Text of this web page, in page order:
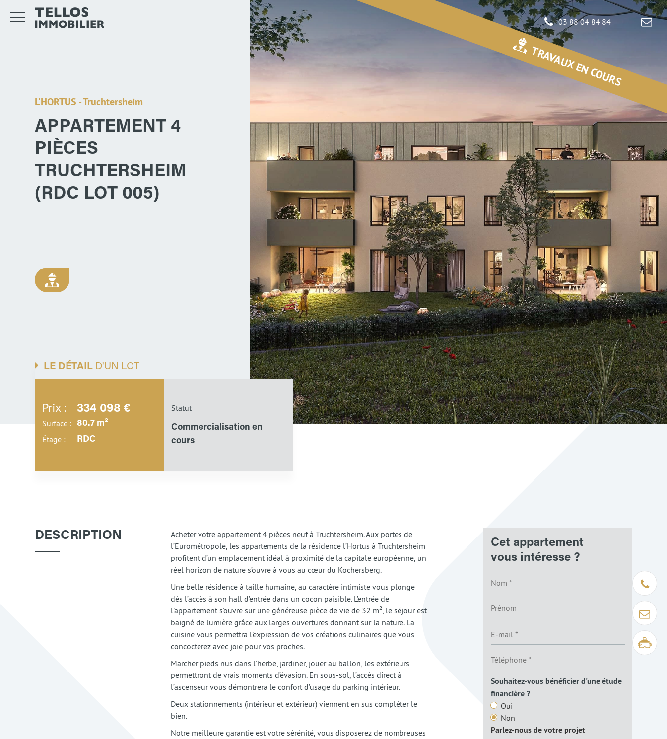
03 88 04 84 84
Être
Contact
Visite
TRAVAUX EN COURS
L'HORTUS - Truchtersheim
APPARTEMENT 4
PIÈCES
TRUCHTERSHEIM
(RDC LOT 005)
LE DÉTAIL D'UN LOT
Prix : 334 098 €
Surface : 80.7 m²
Étage : RDC
Statut
Commercialisation en
cours
DESCRIPTION
Acheter votre appartement 4 pièces neuf à Truchtersheim. Aux portes de
l’Eurométropole, les appartements de la résidence l’Hortus à Truchtersheim
profitent d’un emplacement idéal à proximité de la capitale européenne, un
réel horizon de nature s’ouvre à vous au cœur du Kochersberg.
Une belle résidence à taille humaine, au caractère intimiste vous plonge
dès l’accès à son hall d’entrée dans un cocon paisible. L’entrée de
l’appartement s’ouvre sur une généreuse pièce de vie de 32 m², le séjour est
baigné de lumière grâce aux larges ouvertures donnant sur la nature. La
cuisine vous permettra l’expression de vos créations culinaires que vous
concocterez avec joie pour vos proches.
Marcher pieds nus dans l’herbe, jardiner, jouer au ballon, les extérieurs
permettront de vrais moments d’évasion. En sous-sol, l’accès direct à
l’ascenseur vous démontrera le confort d’usage du parking intérieur.
Deux stationnements (intérieur et extérieur) viennent en sus compléter le
bien.
Notre meilleure garantie est votre sérénité, vous disposerez de nombreuses
Cet appartement
vous intéresse ?
Souhaitez-vous bénéficier d'une étude
financière ?
Oui
Non
Parlez-nous de votre projet